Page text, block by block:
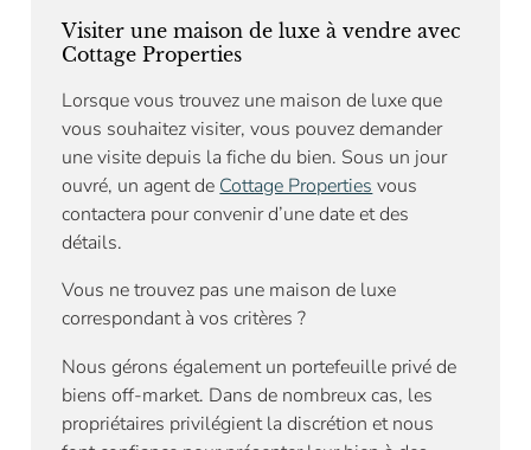
Visiter une maison de luxe à vendre avec
Cottage Properties
Lorsque vous trouvez une maison de luxe que
vous souhaitez visiter, vous pouvez demander
une visite depuis la fiche du bien. Sous un jour
ouvré, un agent de Cottage Properties vous
contactera pour convenir d’une date et des
détails.
Vous ne trouvez pas une maison de luxe
correspondant à vos critères ?
Nous gérons également un portefeuille privé de
biens off-market. Dans de nombreux cas, les
propriétaires privilégient la discrétion et nous